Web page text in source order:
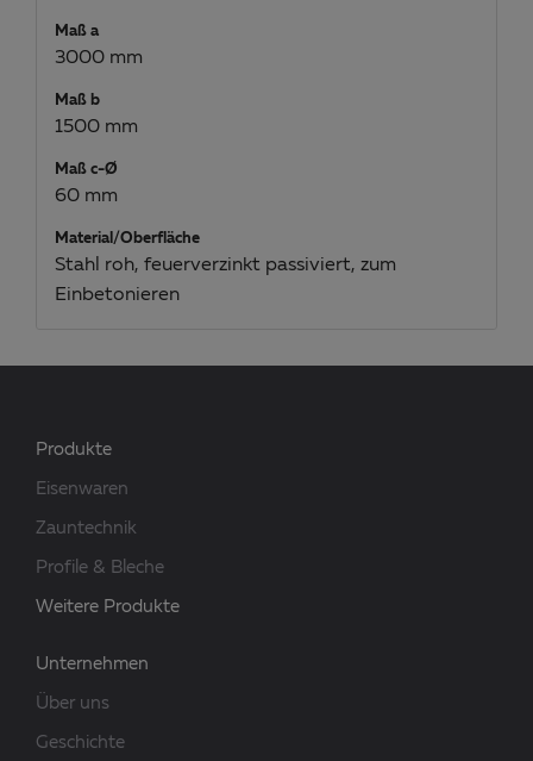
Maß a
3000 mm
Maß b
1500 mm
Maß c-Ø
60 mm
Material/Oberfläche
Stahl roh, feuerverzinkt passiviert, zum
Einbetonieren
Produkte
Eisenwaren
Zauntechnik
Profile & Bleche
Weitere Produkte
Unternehmen
Über uns
Geschichte